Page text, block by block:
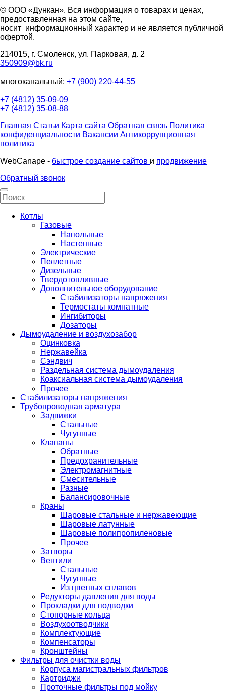
© ООО «Дункан». Вся информация о товарах и ценах,
предоставленная на этом сайте,
носит информационный характер и не является публичной
офертой.
214015, г. Смоленск, ул. Парковая, д. 2
350909@bk.ru
многоканальный: +7 (900) 220-44-55
+7 (4812) 35-09-09
+7 (4812) 35-08-88
Главная Статьи Карта сайта Обратная связь Политика
конфиденциальности Вакансии Антикоррупционная
политика
WebCanape - быстрое создание сайтов и продвижение
Обратный звонок
Котлы
Газовые
Напольные
Настенные
Электрические
Пеллетные
Дизельные
Твердотопливные
Дополнительное оборудование
Стабилизаторы напряжения
Термостаты комнатные
Ингибиторы
Дозаторы
Дымоудаление и воздухозабор
Оцинковка
Нержавейка
Сэндвич
Раздельная система дымоудаления
Коаксиальная система дымоудаления
Прочее
Стабилизаторы напряжения
Трубопроводная арматура
Задвижки
Стальные
Чугунные
Клапаны
Обратные
Предохранительные
Электромагнитные
Смесительные
Разные
Балансировочные
Краны
Шаровые стальные и нержавеющие
Шаровые латунные
Шаровые полипропиленовые
Прочее
Затворы
Вентили
Стальные
Чугунные
Из цветных сплавов
Редукторы давления для воды
Прокладки для подводки
Стопорные кольца
Воздухоотводчики
Комплектующие
Компенсаторы
Кронштейны
Фильтры для очистки воды
Корпуса магистральных фильтров
Картриджи
Проточные фильтры под мойку